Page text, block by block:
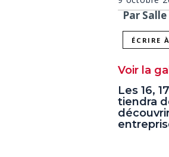
Par
ÉCRIRE
Voir la
Les 16,
tiendra